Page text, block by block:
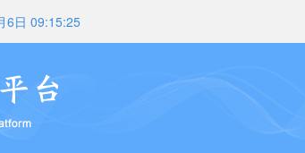
6日 09:15:26